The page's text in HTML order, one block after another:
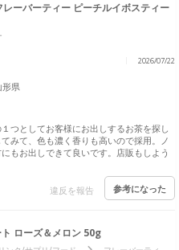
ーバーティー ピーチルイボスティー
2026/07/22
形県
つとしてお客様にお出しするお茶を探し
みて、色も濃く香りも高いので採用。ノ
もお出しできて良いです。店販もしよう
違反を報告 参考になった
ローズ＆メロン 50g